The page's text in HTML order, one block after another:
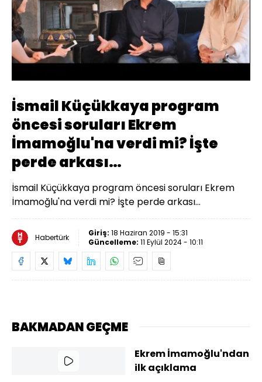
Aç
Yüklendi:
83.29%
Hızı
İsmail Küçükkaya program
öncesi soruları Ekrem
İmamoğlu'na verdi mi? İşte
perde arkası…
İsmail Küçükkaya program öncesi soruları Ekrem
İmamoğlu'na verdi mi? İşte perde arkası…
Habertürk Giriş: 18 Haziran 2019 - 15:31
Güncelleme: 11 Eylül 2024 - 10:11
BAKMADAN GEÇME
Ekrem İmamoğlu'ndan
ilk açıklama